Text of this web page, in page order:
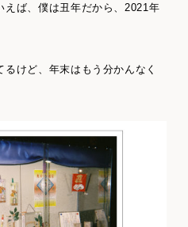
えば、僕は丑年だから、2021年
けど、年末はもう分かんなく